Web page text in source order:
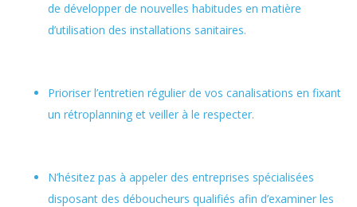
de développer de nouvelles habitudes en matière
d’utilisation des installations sanitaires.
Prioriser l’entretien régulier de vos canalisations en fixant
un rétroplanning et veiller à le respecter.
N’hésitez pas à appeler des entreprises spécialisées
disposant des déboucheurs qualifiés afin d’examiner les